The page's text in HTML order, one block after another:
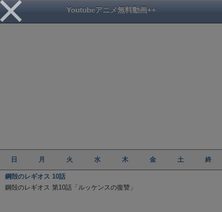
Youtubeアニメ無料動画++
日 月 火 水 木 金 土 終
鋼殻のレギオス 10話
鋼殻のレギオス 第10話「ルッケンスの復讐」